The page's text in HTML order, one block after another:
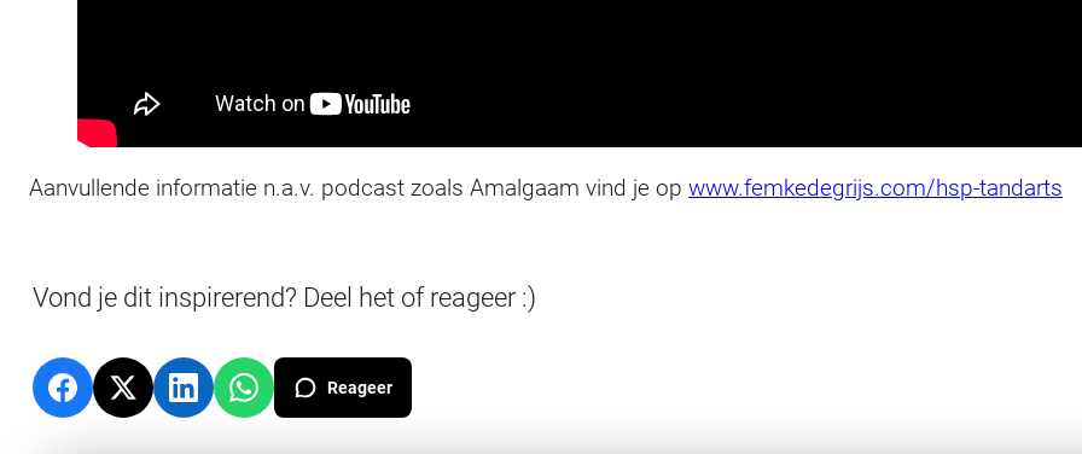
Aanvullende informatie n.a.v. podcast zoals Amalgaam vind je op www.femkedegrijs.com/hsp-tandarts
Vond je dit inspirerend? Deel het of reageer :)
Reageer